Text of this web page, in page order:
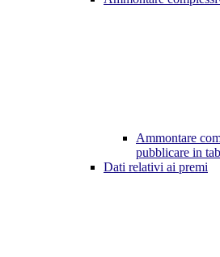
Ammontare
pubblicare in
Dati relativi ai premi